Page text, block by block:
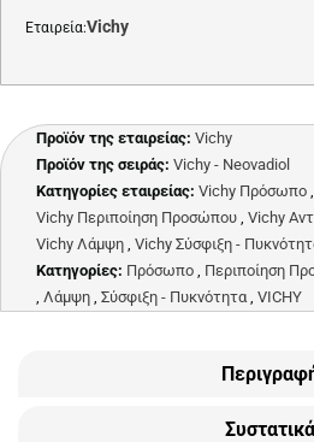
Εταιρεία:Vichy
Προϊόν της εταιρείας: Vichy
Προϊόν της σειράς: Vichy - Neovadiol
Κατηγορίες εταιρείας: Vichy Πρόσωπο ,
Vichy Περιποίηση Προσώπου , Vichy
Vichy Λάμψη , Vichy Σύσφιξη -
Κατηγορίες: Πρόσωπο , Περιποίηση
, Λάμψη , Σύσφιξη - Πυκνότητα, VICHY
Συστατικά